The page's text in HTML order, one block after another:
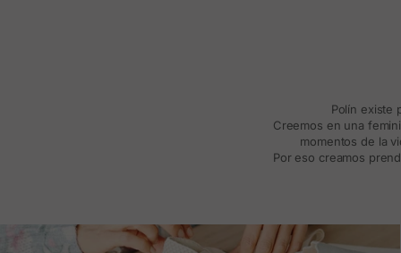
Polín existe
Creemos en una
momentos de la
Por eso creamos